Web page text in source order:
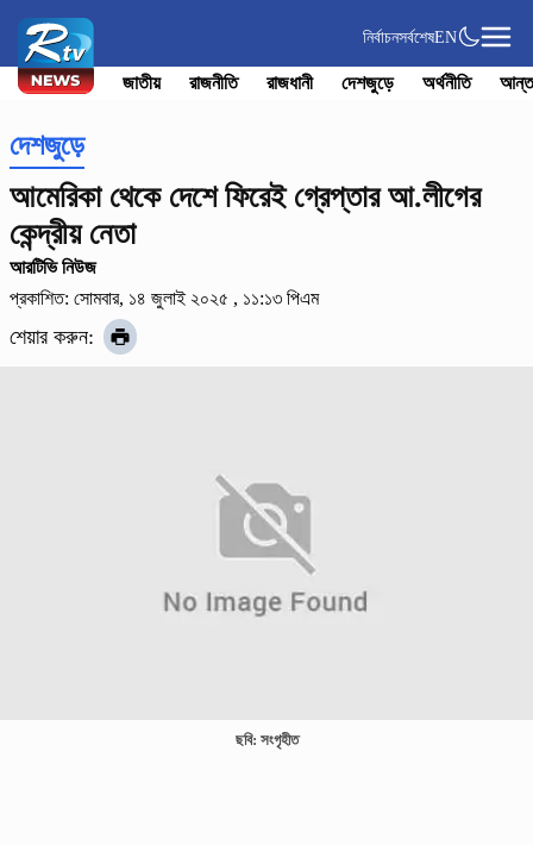
নির্বাচনসর্বশেষEN
জাতীয় রাজনীতি রাজধানী দেশজুড়ে অর্থনীতি
দেশজুড়ে
আমেরিকা থেকে দেশে ফিরেই গ্রেপ্তার আ.লীগের
কেন্দ্রীয় নেতা
আরটিভি নিউজ
প্রকাশিত: সোমবার, ১৪ জুলাই ২০২৫ , ১১:১৩ পিএম
শেয়ার করুন:
ছবি: সংগৃহীত